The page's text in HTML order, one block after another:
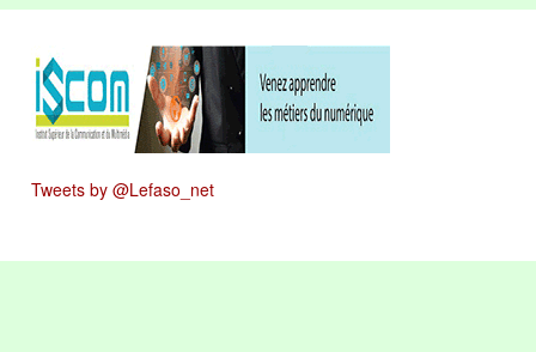
Tweets by @Lefaso_net